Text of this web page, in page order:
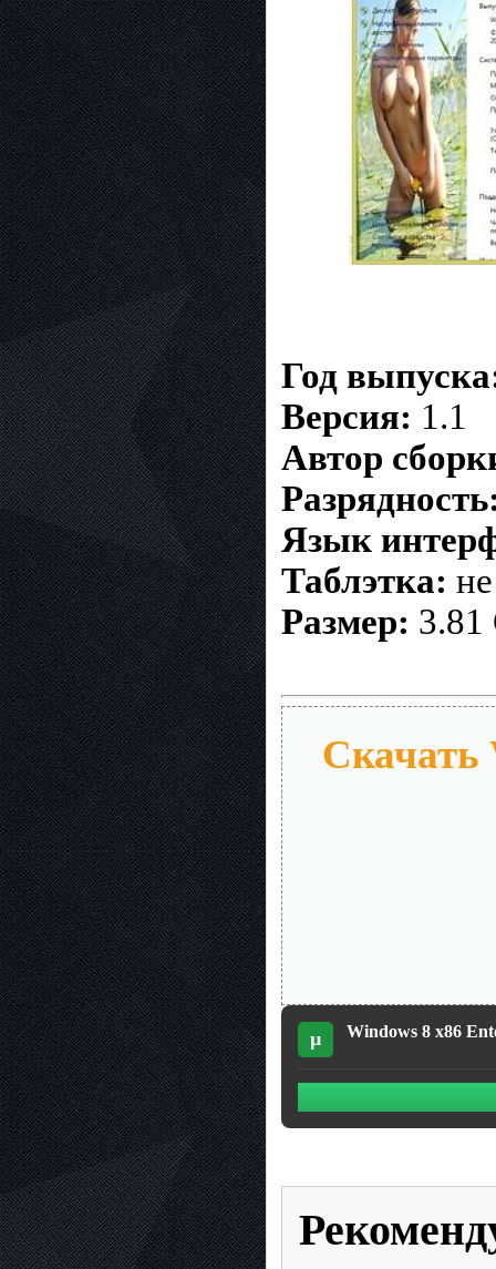
Год
Версия: 1.1
Автор
Язык
Таблэтка:
Размер: 3.81
Скачать
µ Windows 8 x86